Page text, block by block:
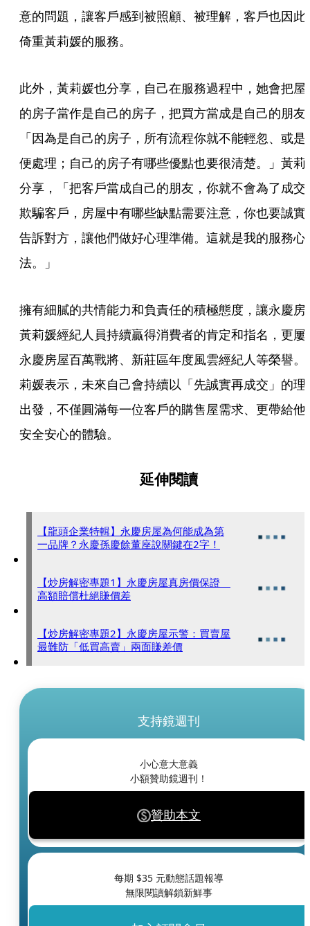
意的問題，讓客戶感到被照顧、被理解，客戶也因此
倚重黃莉媛的服務。
此外，黃莉媛也分享，自己在服務過程中，她會把屋
的房子當作是自己的房子，把買方當成是自己的朋友
「因為是自己的房子，所有流程你就不能輕忽、或是
便處理；自己的房子有哪些優點也要很清楚。」黃莉
分享，「把客戶當成自己的朋友，你就不會為了成交
欺騙客戶，房屋中有哪些缺點需要注意，你也要誠實
告訴對方，讓他們做好心理準備。這就是我的服務心
法。」
擁有細膩的共情能力和負責任的積極態度，讓永慶房
黃莉媛經紀人員持續贏得消費者的肯定和指名，更屢
永慶房屋百萬戰將、新莊區年度風雲經紀人等榮譽。
莉媛表示，未來自己會持續以「先誠實再成交」的理
出發，不僅圓滿每一位客戶的購售屋需求、更帶給他
安全安心的體驗。
延伸閱讀
【龍頭企業特輯】永慶房屋為何能成為第
一品牌？永慶孫慶餘董座說關鍵在2字！
【炒房解密專題1】永慶房屋真房價保證
高額賠償杜絕賺價差
【炒房解密專題2】永慶房屋示警：買賣屋
最難防「低買高賣」兩面賺差價
支持鏡週刊
小心意大意義
小額贊助鏡週刊！
贊助本文
每期 $35 元動態話題報導
無限閱讀解鎖新鮮事